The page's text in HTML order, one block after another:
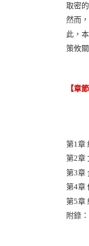
取密
然而
此，
策攸
【章
第1章
第2章
第3章
第4章
第5章
附錄